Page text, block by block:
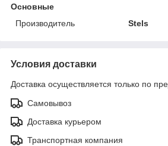
Основные
Производитель
Stels
Условия доставки
Доставка осуществляется только по
Самовывоз
Доставка курьером
Транспортная компания